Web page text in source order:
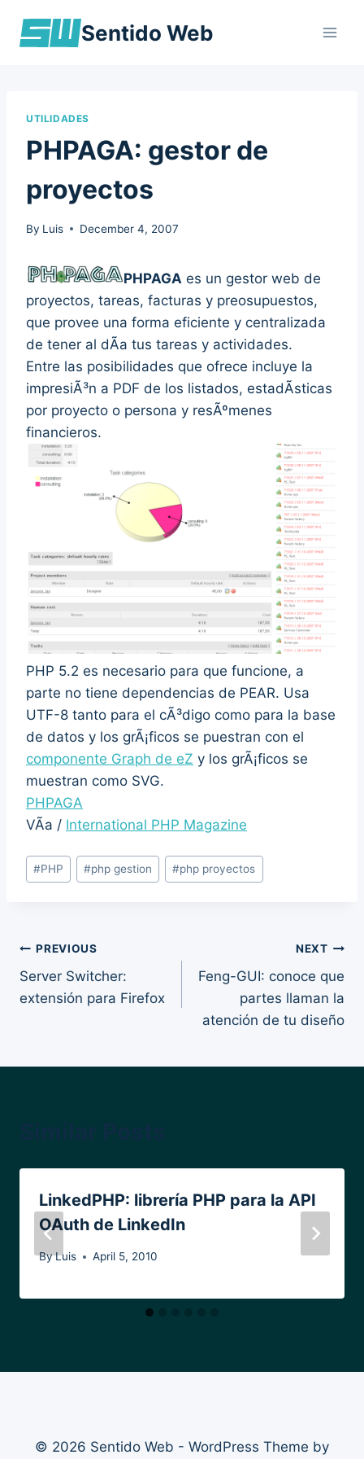
Sentido Web
UTILIDADES
PHPAGA: gestor de
proyectos
By Luis December 4, 2007
PHPAGA es un gestor web de
proyectos, tareas, facturas y preosupuestos,
que provee una forma eficiente y centralizada
de tener al dÃ­a tus tareas y actividades.
Entre las posibilidades que ofrece incluye la
impresiÃ³n a PDF de los listados, estadÃ­sticas
por proyecto o persona y resÃºmenes
financieros.
PHP 5.2 es necesario para que funcione, a
parte no tiene dependencias de PEAR. Usa
UTF-8 tanto para el cÃ³digo como para la base
de datos y los grÃ¡ficos se puestran con el
componente Graph de eZ y los grÃ¡ficos se
muestran como SVG.
PHPAGA
VÃ­a / International PHP Magazine
Post
Tags:
#PHP #php gestion #php proyectos
Post
navigation
PREVIOUS
Server Switcher:
extensión para Firefox
NEXT
Feng-GUI: conoce que
partes llaman la
atención de tu diseño
LinkedPHP: librería PHP para la API
OAuth de LinkedIn
ByLuis April 5, 2010
© 2026 Sentido Web - WordPress Theme by